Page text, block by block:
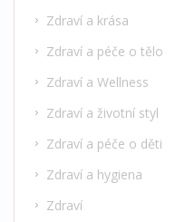
Zdraví a krása
Zdraví a péče o tělo
Zdraví a Wellness
Zdraví a životní styl
Zdraví a péče o děti
Zdraví a hygiena
Zdraví